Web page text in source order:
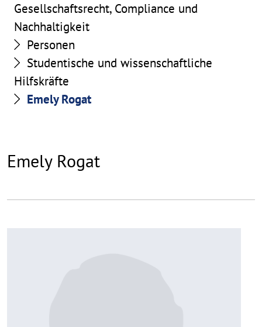
Gesellschaftsrecht, Compliance und
Nachhaltigkeit
Personen
Studentische und wissenschaftliche
Hilfskräfte
Emely Rogat
Emely Rogat